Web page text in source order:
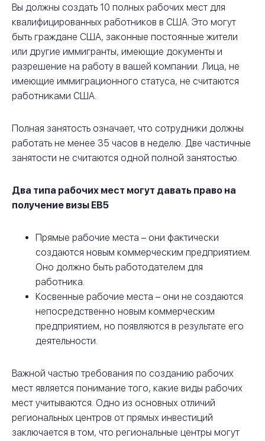
Вы должны создать 10 полных рабочих мест для
квалифицированных работников в США. Это могут
быть граждане США, законные постоянные жители
или другие иммигранты, имеющие документы и
разрешение на работу в вашей компании. Лица, не
имеющие иммиграционного статуса, не считаются
работниками США.
Полная занятость означает, что сотрудники должны
работать не менее 35 часов в неделю. Две частичные
занятости не считаются одной полной занятостью.
Два типа рабочих мест могут давать право на
получение визы EB5
Прямые рабочие места – они фактически
создаются новым коммерческим предприятием.
Оно должно быть работодателем для
работника.
Косвенные рабочие места – они не создаются
непосредственно новым коммерческим
предприятием, но появляются в результате его
деятельности.
Важной частью требования по созданию рабочих
мест является понимание того, какие виды рабочих
мест учитываются. Одно из основных отличий
региональных центров от прямых инвестиций
заключается в том, что региональные центры могут